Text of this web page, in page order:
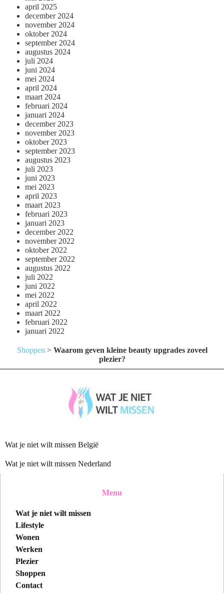
april 2025
december 2024
november 2024
oktober 2024
september 2024
augustus 2024
juli 2024
juni 2024
mei 2024
april 2024
maart 2024
februari 2024
januari 2024
december 2023
november 2023
oktober 2023
september 2023
augustus 2023
juli 2023
juni 2023
mei 2023
april 2023
maart 2023
februari 2023
januari 2023
december 2022
november 2022
oktober 2022
september 2022
augustus 2022
juli 2022
juni 2022
mei 2022
april 2022
maart 2022
februari 2022
januari 2022
Shoppen > Waarom geven kleine beauty upgrades zoveel
plezier?
Wat je niet wilt missen België
Wat je niet wilt missen Nederland
Menu
Wat je niet wilt missen
Lifestyle
Wonen
Werken
Plezier
Shoppen
Contact